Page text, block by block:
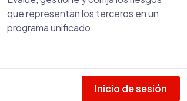
que representan los terceros en un
programa unificado.
Inicio de sesión